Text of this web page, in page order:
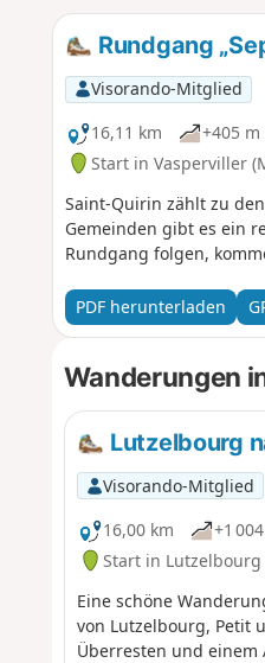
Rundgang
Visorando-Mitglied
16,11 km
+405 m
Start in Vasperviller
Saint-Quirin zählt zu
Gemeinden gibt es ein
Rundgang folgen,
PDF herunterladen
Wanderungen
Lutzelbourg
Visorando-Mitglied
16,00 km
+1
Start in Lutzelbourg
Eine schöne
von Lutzelbourg, Petit
Überresten und einem